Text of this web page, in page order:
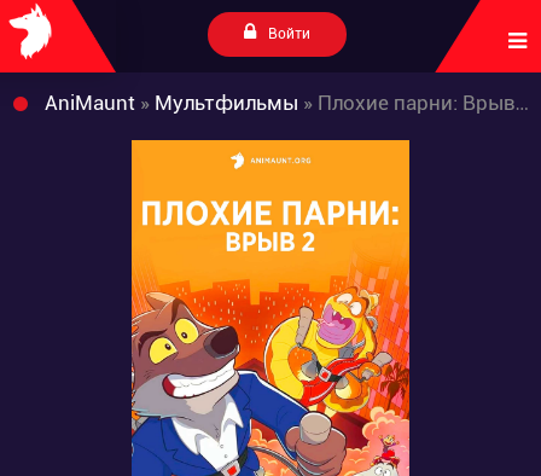
Войти
AniMaunt » Мультфильмы » Плохие парни: Врыв 2